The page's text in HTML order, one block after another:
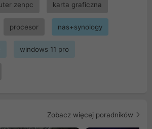
zenpc karta graficzna
procesor nas+synology
windows 11 pro
Zobacz więcej poradników